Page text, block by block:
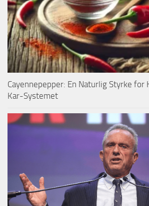
Cayennepepper: En Naturlig Styrke for
Kar-Systemet